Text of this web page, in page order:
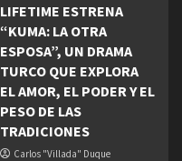
LIFETIME ESTRENA
“KUMA: LA OTRA
ESPOSA”, UN DRAMA
TURCO QUE EXPLORA
EL AMOR, EL PODER Y EL
PESO DE LAS
TRADICIONES
Carlos "Villada" Duque